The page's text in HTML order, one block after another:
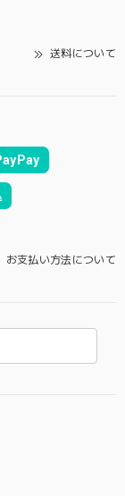
送料について
お支払い方法について